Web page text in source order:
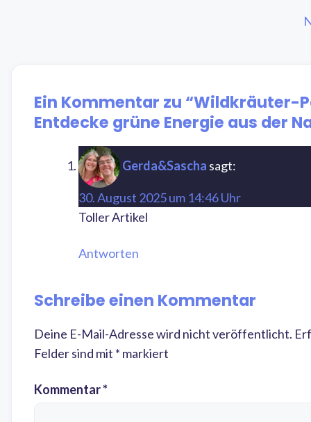
Ein Kommentar zu “Wildkräuter-
Entdecke grüne Energie aus der
Gerda&Sascha sagt:
30. August 2025 um 14:46 Uhr
Toller Artikel
Antworten
Schreibe einen Kommentar
Deine E-Mail-Adresse wird nicht veröffentlicht.
Felder sind mit * markiert
Kommentar*